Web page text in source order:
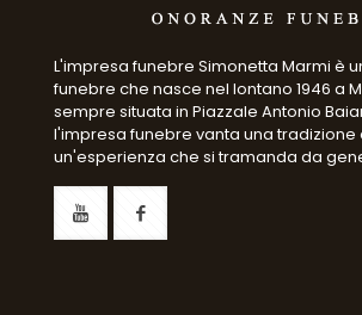
L'impresa funebre Simonetta Marmi è
funebre che nasce nel lontano 1946 a
sempre situata in Piazzale Antonio
l'impresa funebre vanta una tradizione
un'esperienza che si tramanda da